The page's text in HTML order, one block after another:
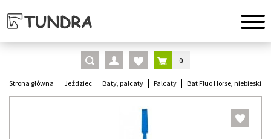
0
Strona główna Jeździec Baty, palcaty Palcaty Bat Fluo Horse, niebieski